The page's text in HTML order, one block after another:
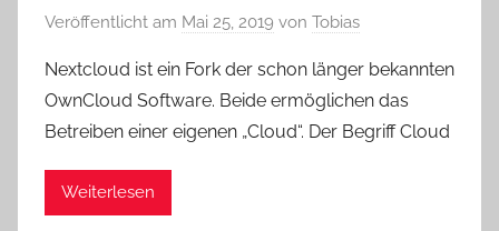
Veröffentlicht am Mai 25, 2019 von Tobias
Nextcloud ist ein Fork der schon länger bekannten
OwnCloud Software. Beide ermöglichen das
Betreiben einer eigenen „Cloud“. Der Begriff Cloud
Weiterlesen